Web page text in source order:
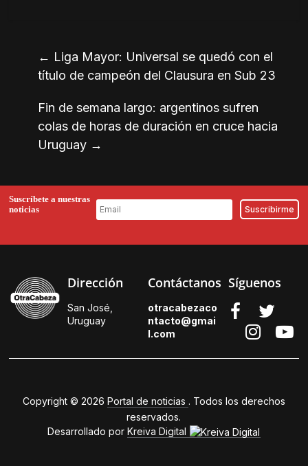
← Liga Mayor: Universal se quedó con el
título de campeón del Clausura en Sub 23
Fin de semana largo: argentinos sufren
colas de horas de duración en cruce hacia
Uruguay →
Suscríbete a nuestras
noticias
Dirección
San José,
Uruguay
Contáctanos
otracabezaco
ntacto@gmai
l.com
Síguenos
Copyright © 2026 Portal de noticias . Todos los derechos
reservados.
Desarrollado porKreiva Digital